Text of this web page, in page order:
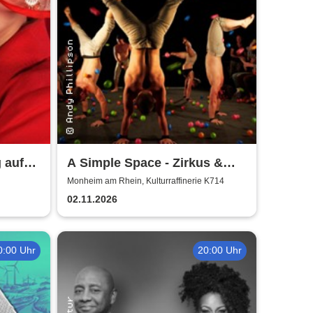
auf
A Simple Space - Zirkus &
Körpertheater
Monheim am Rhein, Kulturraffinerie K714
02.11.2026
Uhr 20:00 Uhr